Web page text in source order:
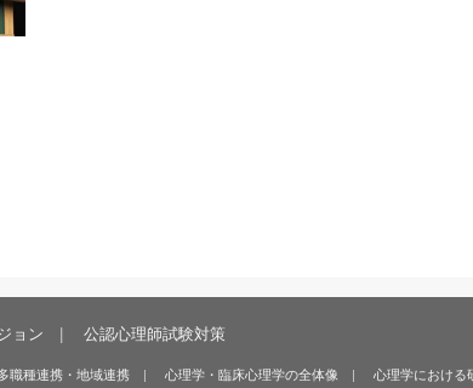
ョン 公認心理師試験対策
職種連携・地域連携 心理学・臨床心理学の全体像 心理学における